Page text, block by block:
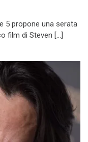
5 propone una serata
film di Steven […]